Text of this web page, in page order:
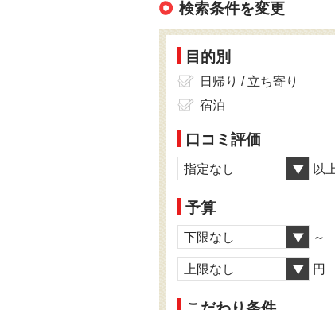
検索条件を変更
目的別
日帰り / 立ち寄り
宿泊
口コミ評価
指定なし 以
予算
下限なし ～
上限なし 円